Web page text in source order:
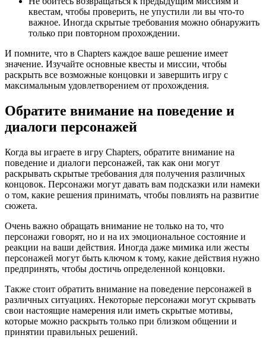
квестам, чтобы проверить, не упустили ли вы что-то
важное. Иногда скрытые требования можно обнаружить
только при повторном прохождении.
И помните, что в Chapters каждое ваше решение имеет
значение. Изучайте основные квесты и миссии, чтобы
раскрыть все возможные концовки и завершить игру с
максимальным удовлетворением от прохождения.
Обратите внимание на поведение и
диалоги персонажей
Когда вы играете в игру Chapters, обратите внимание на
поведение и диалоги персонажей, так как они могут
раскрывать скрытые требования для получения различных
концовок. Персонажи могут давать вам подсказки или намеки
о том, какие решения принимать, чтобы повлиять на развитие
сюжета.
Очень важно обращать внимание не только на то, что
персонажи говорят, но и на их эмоциональное состояние и
реакции на ваши действия. Иногда даже мимика или жесты
персонажей могут быть ключом к тому, какие действия нужно
предпринять, чтобы достичь определенной концовки.
Также стоит обратить внимание на поведение персонажей в
различных ситуациях. Некоторые персонажи могут скрывать
свои настоящие намерения или иметь скрытые мотивы,
которые можно раскрыть только при близком общении и
принятии правильных решений.